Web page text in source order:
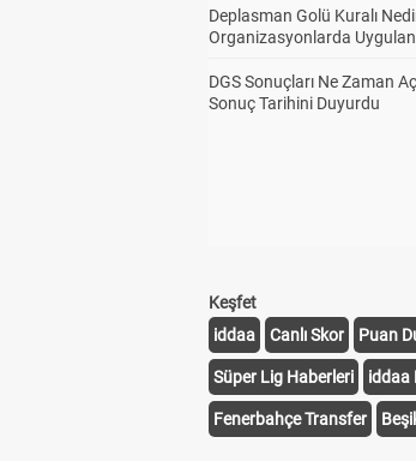
Deplasman Golü Kuralı
Organizasyonlarda
DGS Sonuçları Ne Zaman
Sonuç Tarihini Duyurdu
Keşfet
iddaa
Canlı Skor Puan
Süper Lig Haberleri iddaa
Fenerbahçe Transfer